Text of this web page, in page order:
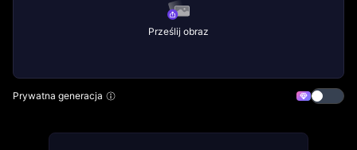
Prześlij obraz
Prywatna generacja